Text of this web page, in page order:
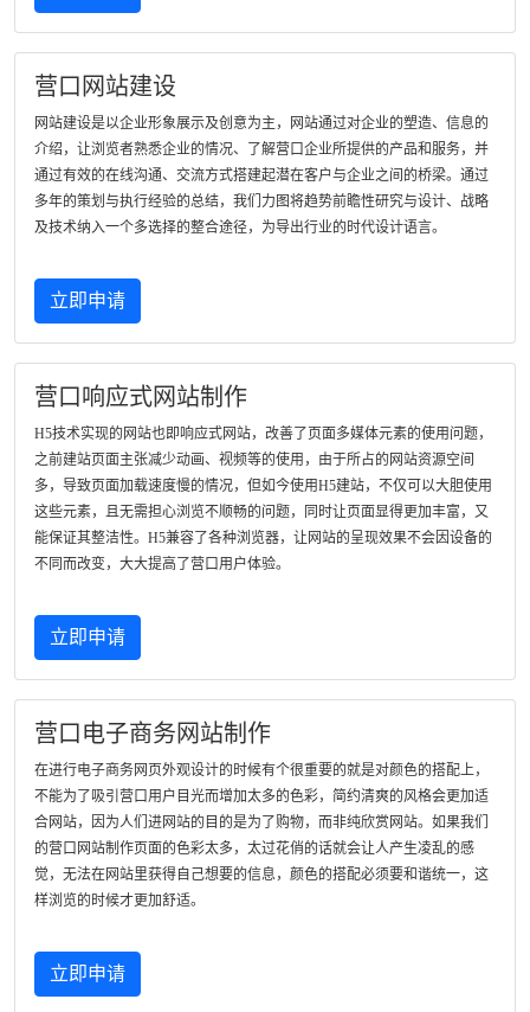
营口网站建设
网站建设是以企业形象展示及创意为主，网站通过对企业的塑造、信息的
介绍，让浏览者熟悉企业的情况、了解营口企业所提供的产品和服务，并
通过有效的在线沟通、交流方式搭建起潜在客户与企业之间的桥梁。通过
多年的策划与执行经验的总结，我们力图将趋势前瞻性研究与设计、战略
及技术纳入一个多选择的整合途径，为导出行业的时代设计语言。
立即申请
营口响应式网站制作
H5技术实现的网站也即响应式网站，改善了页面多媒体元素的使用问题，
之前建站页面主张减少动画、视频等的使用，由于所占的网站资源空间
多，导致页面加载速度慢的情况，但如今使用H5建站，不仅可以大胆使用
这些元素，且无需担心浏览不顺畅的问题，同时让页面显得更加丰富，又
能保证其整洁性。H5兼容了各种浏览器，让网站的呈现效果不会因设备的
不同而改变，大大提高了营口用户体验。
立即申请
营口电子商务网站制作
在进行电子商务网页外观设计的时候有个很重要的就是对颜色的搭配上，
不能为了吸引营口用户目光而增加太多的色彩，简约清爽的风格会更加适
合网站，因为人们进网站的目的是为了购物，而非纯欣赏网站。如果我们
的营口网站制作页面的色彩太多，太过花俏的话就会让人产生凌乱的感
觉，无法在网站里获得自己想要的信息，颜色的搭配必须要和谐统一，这
样浏览的时候才更加舒适。
立即申请